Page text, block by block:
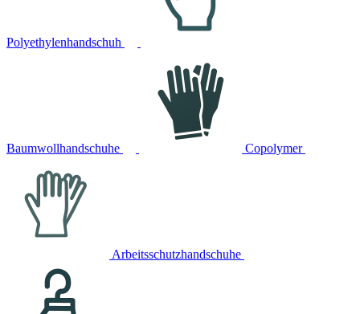
Polyethylenhandschuh
Baumwollhandschuhe Copolymer
Arbeitsschutzhandschuhe